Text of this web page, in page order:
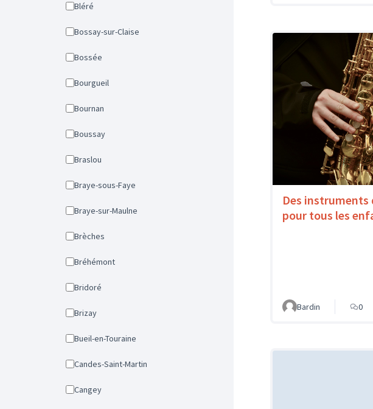
Bléré
Bossay-sur-Claise
Bossée
Bourgueil
Bournan
Boussay
Braslou
Braye-sous-Faye
Braye-sur-Maulne
Brèches
Bréhémont
Bridoré
Brizay
Bueil-en-Touraine
Candes-Saint-Martin
Cangey
Des instruments
pour tous les
Bardin 0